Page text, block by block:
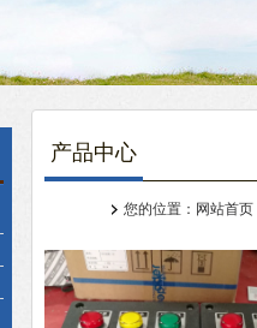
产品中心
您的位置： 网站首页